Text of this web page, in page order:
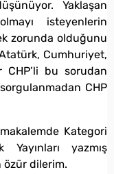
Yaklaşan
isteyenlerin
zorunda olduğunu
Cumhuriyet,
CHP’li bu sorudan
CHP
Kategori
Yayınları yazmış
özür dilerim.